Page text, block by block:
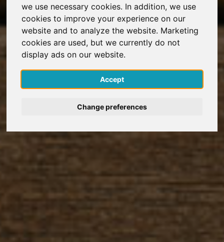
we use necessary cookies. In addition, we use
cookies to improve your experience on our
website and to analyze the website. Marketing
cookies are used, but we currently do not
display ads on our website.
Accept
Change preferences
FAQ
Registrati gratis
Accedi
English
Deutsch
Nederlands